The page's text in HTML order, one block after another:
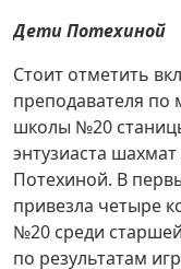
Дети Потехиной
Стоит отметить
преподавателя по
школы №20
энтузиаста
Потехиной. В
привезла четыре
№20 среди
по результатам